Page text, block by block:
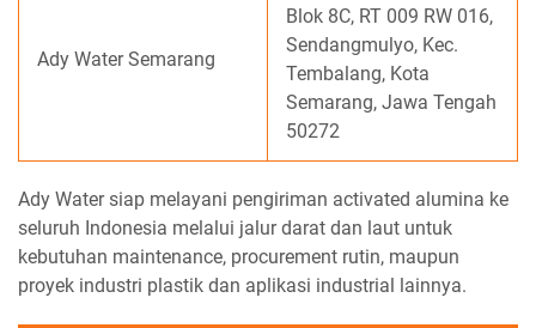
Ady Water Semarang
Blok 8C, RT 009 RW 016,
Sendangmulyo, Kec.
Tembalang, Kota
Semarang, Jawa Tengah
50272
Ady Water siap melayani pengiriman activated alumina ke
seluruh Indonesia melalui jalur darat dan laut untuk
kebutuhan maintenance, procurement rutin, maupun
proyek industri plastik dan aplikasi industrial lainnya.